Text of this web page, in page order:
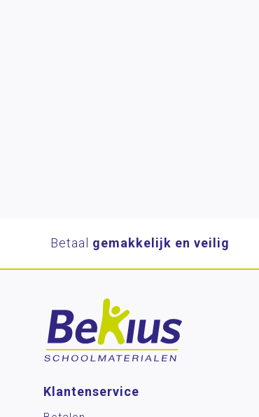
Betaal gemakkelijk en veilig
Klantenservice